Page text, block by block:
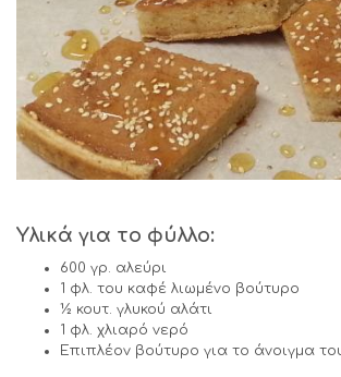
Υλικά για το φύλλο:
600 γρ. αλεύρι
1 φλ. του καφέ λιωμένο βούτυρο
½ κουτ. γλυκού αλάτι
1 φλ. χλιαρό νερό
Επιπλέον βούτυρο για το άνοιγμα